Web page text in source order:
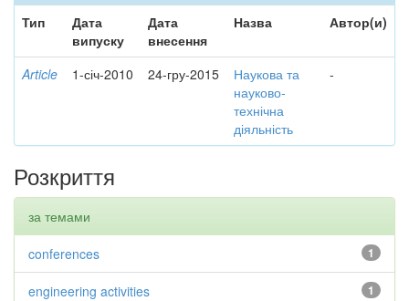
Тип
Дата
випуску
Дата
внесення
Назва Автор(и)
Article 1-січ-2010 24-гру-2015
Наукова та
науково-
технічна
діяльність
-
Розкриття
за темами
1
conferences
1
engineering activities